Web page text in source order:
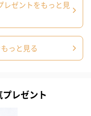
レゼントをもっと見
っと見る
レゼント